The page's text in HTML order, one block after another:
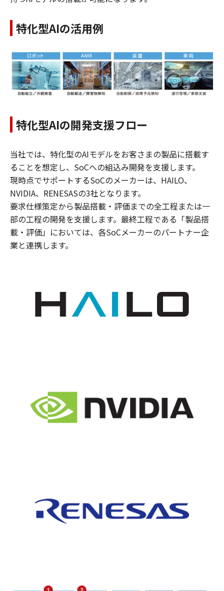
特化型AIの活用例
特化型AIの開発支援フロー
当社では、特化型のAIモデルをお客さまの製品に搭載す
ることを想定し、SoCへの組込み開発を支援します。
現時点でサポートするSoCのメーカーは、HAILO、
NVIDIA、RENESASの3社となります。
要求仕様策定から製品搭載・評価までの全工程または一
部の工程の開発を支援します。最終工程である「製品搭
載・評価」においては、各SoCメーカーのパートナー企
業と連携します。